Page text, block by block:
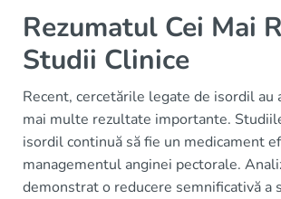
Rezumatul Cei Mai
Studii Clinice
Recent, cercetările legate de isordil au
mai multe rezultate importante.
isordil continuă să fie un medicament
managementul anginei pectorale.
demonstrat o reducere semnificativă a